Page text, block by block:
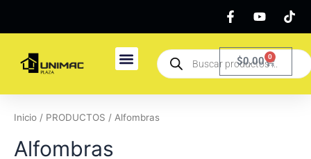
Búsqueda
de
productos
$0.00 0
Carrito
Inicio / PRODUCTOS / Alfombras
Alfombras